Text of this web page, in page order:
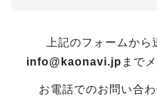
上記のフォームから
info@kaonavi.jp まで
お電話でのお問い合